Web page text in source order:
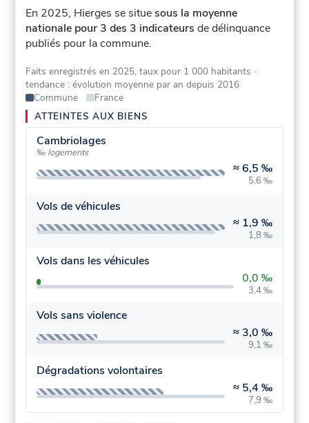
En 2025, Hierges se situesous la moyenne
nationale pour 3 des 3 indicateurs de délinquance
publiés pour la commune.
Faits enregistrés en 2025, taux pour 1 000 habitants ·
tendance : évolution moyenne par an depuis 2016
Commune
France
ATTEINTES AUX BIENS
Cambriolages
‰ logements
≈6,5 ‰
5,6 ‰
Vols de véhicules
≈ 1,9 ‰
1,8 ‰
Vols dans les véhicules
0,0 ‰
3,4 ‰
Vols sans violence
≈ 3,0 ‰
9,1 ‰
Dégradations volontaires
≈ 5,4 ‰
7,9 ‰